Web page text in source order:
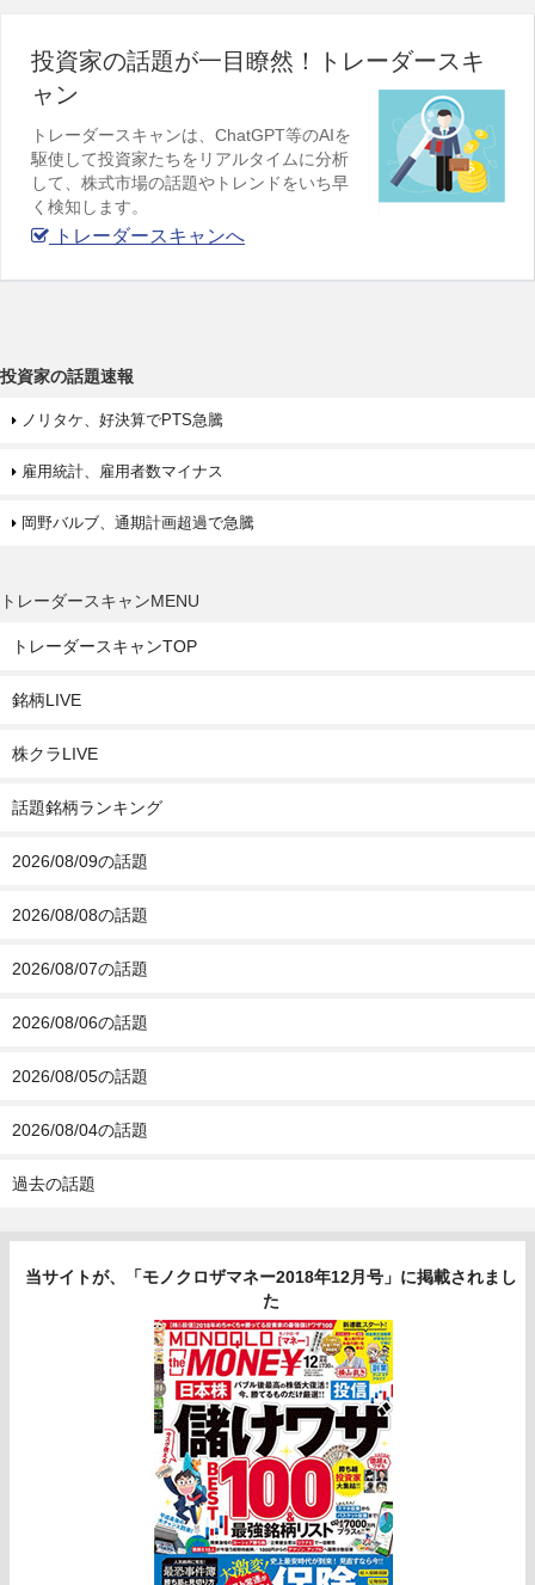
投資家の話題が一目瞭然！トレーダースキ
ャン
トレーダースキャンは、ChatGPT等のAIを
駆使して投資家たちをリアルタイムに分析
して、株式市場の話題やトレンドをいち早
く検知します。
トレーダースキャンへ
投資家の話題速報
ノリタケ、好決算でPTS急騰
雇用統計、雇用者数マイナス
岡野バルブ、通期計画超過で急騰
トレーダースキャンMENU
トレーダースキャンTOP
銘柄LIVE
株クラLIVE
話題銘柄ランキング
2026/08/09の話題
2026/08/08の話題
2026/08/07の話題
2026/08/06の話題
2026/08/05の話題
2026/08/04の話題
過去の話題
当サイトが、「モノクロザマネー2018年12月号」に掲載されまし
た